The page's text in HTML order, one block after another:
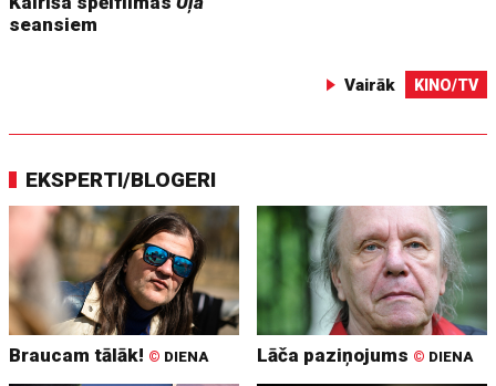
seansiem
Vairāk KINO/TV
EKSPERTI/BLOGERI
Braucam tālāk! © DIENA Lāča paziņojums © DIENA